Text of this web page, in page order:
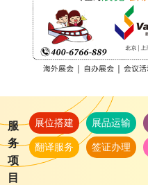
服
务
项
目
展位搭建 展品运输
翻译服务 签证办理